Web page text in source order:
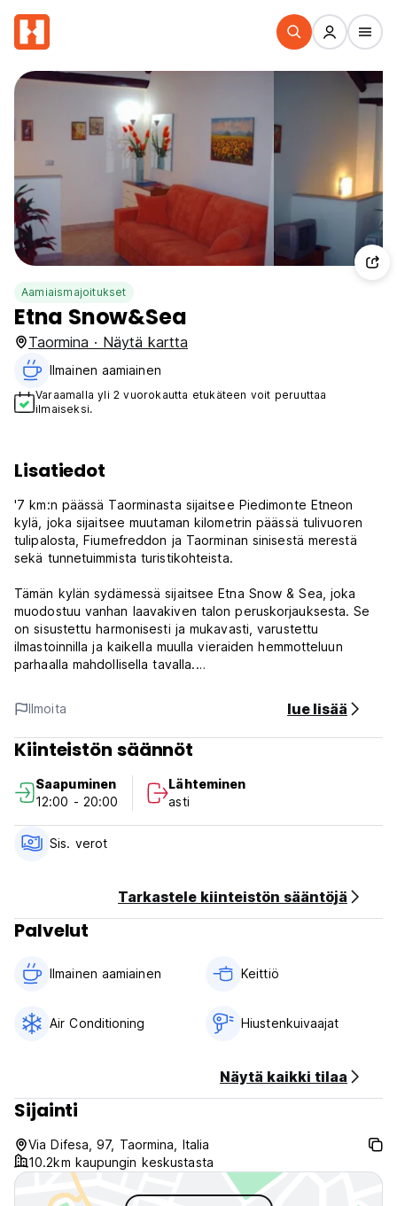
Aamiaismajoitukset
Etna Snow&Sea
Taormina · Näytä kartta
Ilmainen aamiainen‎
Varaamalla yli 2 vuorokautta etukäteen voit peruuttaa
ilmaiseksi.
Lisatiedot
'7 km:n päässä Taorminasta sijaitsee Piedimonte Etneon
kylä, joka sijaitsee muutaman kilometrin päässä tulivuoren
tulipalosta, Fiumefreddon ja Taorminan sinisestä merestä
sekä tunnetuimmista turistikohteista.
Tämän kylän sydämessä sijaitsee Etna Snow & Sea, joka
muodostuu vanhan laavakiven talon peruskorjauksesta. Se
on sisustettu harmonisesti ja mukavasti, varustettu
ilmastoinnilla ja kaikella muulla vieraiden hemmotteluun
parhaalla mahdollisella tavalla.
Huomaa: Maksu vain käteisellä saavuttaessa.
Ilmoitathan saapumisajasta.
Huomaa: Juna- ja bussitunnit sekä tarkat yhteensattumat
Sisäänkirjautumisaika: klo 11.30 alkaen
Uloskirjautumisaika: klo 10.00 asti (Auto-translated from
original language)
Ilmoita lue lisää
Kiinteistön säännöt
Saapuminen
12:00 - 20:00
Lähteminen
asti
Sis. verot
Tarkastele kiinteistön sääntöjä
Palvelut
Ilmainen aamiainen‎ Keittiö
Air Conditioning Hiustenkuivaajat
Näytä kaikki tilaa
Sijainti
Via Difesa, 97, Taormina, Italia
10.2km kaupungin keskustasta